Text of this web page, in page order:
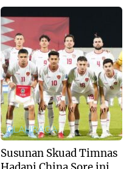
OLAHRAGA
Susunan Skuad Timnas